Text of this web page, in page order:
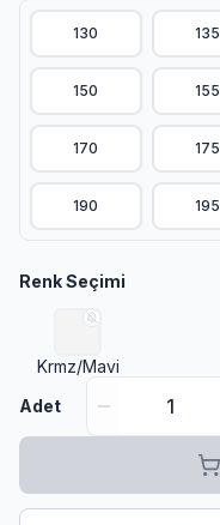
130 135
150 155
170 175
190 195
Renk Seçimi
Krmz/Mavi
Adet